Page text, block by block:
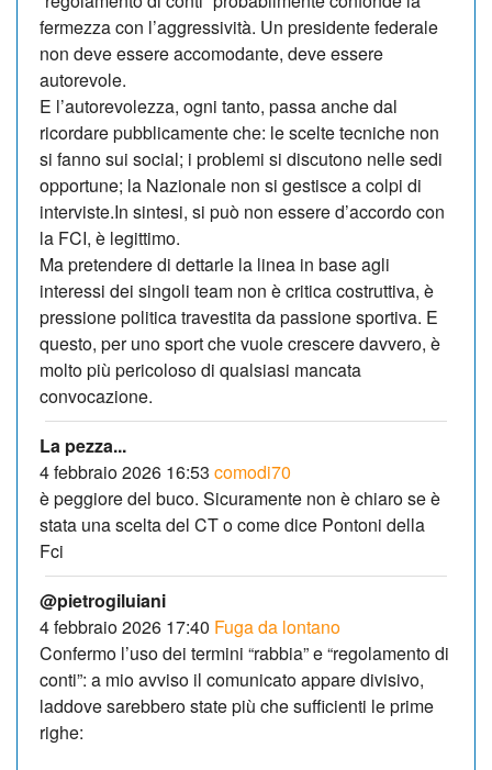
fermezza con l’aggressività. Un presidente federale
non deve essere accomodante, deve essere
autorevole.
E l’autorevolezza, ogni tanto, passa anche dal
ricordare pubblicamente che: le scelte tecniche non
si fanno sui social; i problemi si discutono nelle sedi
opportune; la Nazionale non si gestisce a colpi di
interviste.In sintesi, si può non essere d’accordo con
la FCI, è legittimo.
Ma pretendere di dettarle la linea in base agli
interessi dei singoli team non è critica costruttiva, è
pressione politica travestita da passione sportiva. E
questo, per uno sport che vuole crescere davvero, è
molto più pericoloso di qualsiasi mancata
convocazione.
La pezza...
4 febbraio 2026 16:53 comodi70
è peggiore del buco. Sicuramente non è chiaro se è
stata una scelta del CT o come dice Pontoni della
Fci
@pietrogiluiani
4 febbraio 2026 17:40 Fuga da lontano
Confermo l’uso dei termini “rabbia” e “regolamento di
conti”: a mio avviso il comunicato appare divisivo,
laddove sarebbero state più che sufficienti le prime
righe: